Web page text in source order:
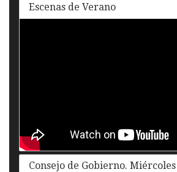
Escenas de Verano
Consejo de Gobierno.